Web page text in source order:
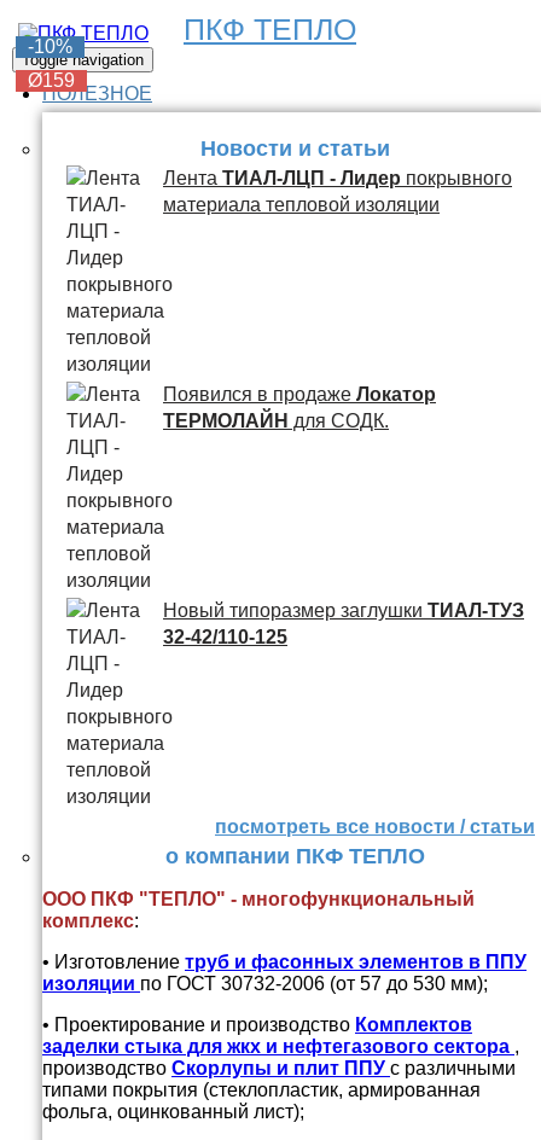
ПКФ ТЕПЛО
Toggle navigation
ПОЛЕЗНОЕ
Новости и статьи
Лента ТИАЛ-ЛЦП - Лидер покрывного
материала тепловой изоляции
Появился в продаже Локатор
ТЕРМОЛАЙН для СОДК.
Новый типоразмер заглушки ТИАЛ-ТУЗ
32-42/110-125
посмотреть все новости / статьи
о компании ПКФ ТЕПЛО
ООО ПКФ "ТЕПЛО" - многофункциональный
комплекс:
• Изготовление труб и фасонных элементов в ППУ
изоляции по ГОСТ 30732-2006 (от 57 до 530 мм);
• Проектирование и производство Комплектов
заделки стыка для жкх и нефтегазового сектора ,
производство Скорлупы и плит ППУ с различными
типами покрытия (стеклопластик, армированная
фольга, оцинкованный лист);
-6%
Ø159
-6%
Ø159
-6%
Ø159
-6%
Ø159
-10%
Ø159